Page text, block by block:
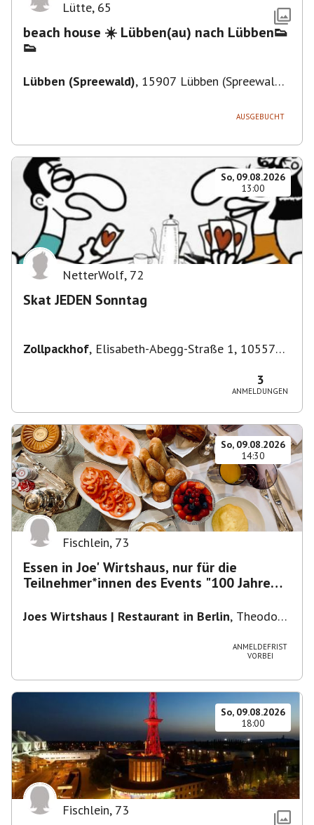
Lütte, 65
beach house ☀️ Lübben(au) nach Lübben👟
👟
Lübben (Spreewald), 15907 Lübben (Spreewald),
AUSGEBUCHT
So, 09.08.2026
13:00
NetterWolf, 72
Skat JEDEN Sonntag
Zollpackhof, Elisabeth-Abegg-Straße 1, 10557
3
ANMELDUNGEN
So, 09.08.2026
14:30
Fischlein, 73
Essen in Joe' Wirtshaus, nur für die
Teilnehmer*innen des Events "100 Jahre
Joes Wirtshaus | Restaurant in Berlin, Theodor-
ANMELDEFRIST
VORBEI
So, 09.08.2026
18:00
Fischlein, 73